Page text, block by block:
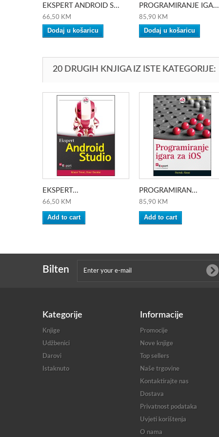
EKSPERT ANDROID S...
66,50 KM
Dodaj u košaricu
PROGRAMIRANJE IGA...
85,90 KM
Dodaj u košaricu
20 DRUGIH KNJIGA IZ ISTE KATEGORIJE:
EKSPERT...
66,50 KM
Add to cart
PROGRAMIRAN...
85,90 KM
Add to cart
Bilten
Kategorije
Knjige
Udžbenici
Darovi
Istaknuto
Informacije
Promocije
Nove knjige
Top sellers
Naše trgovine
Kontaktirajte nas
Dostava
Privatnost podataka
Uvjeti korištenja
O nama